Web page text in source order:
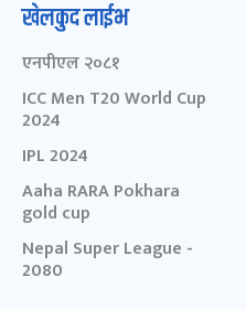
खेलकुद लाईभ
एनपीएल २०८१
ICC Men T20 World Cup
2024
IPL 2024
Aaha RARA Pokhara
gold cup
Nepal Super League -
2080